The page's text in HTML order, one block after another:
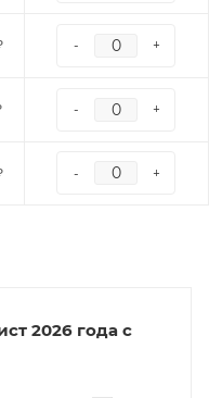
- +
- +
- +
2026 года с